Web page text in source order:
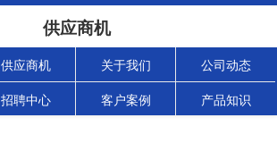
供应商机
供应商机 关于我们 公司动态
招聘中心 客户案例 产品知识